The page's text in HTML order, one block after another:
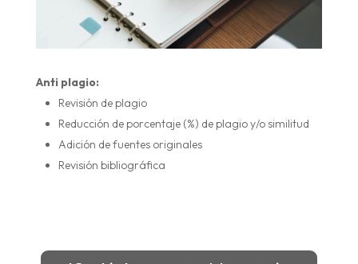
Anti plagio:
Revisión de plagio
Reducción de porcentaje (%) de plagio y/o similitud
Adición de fuentes originales
Revisión bibliográfica